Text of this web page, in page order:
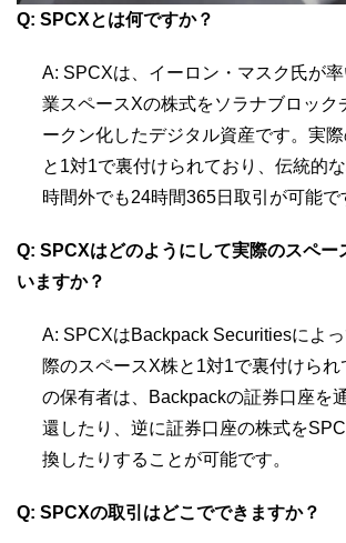
Q: SPCXとは何ですか？
A: SPCXは、イーロン・マスク氏が
業スペースXの株式をソラナブロック
ークン化したデジタル資産です。実
と1対1で裏付けられており、伝統的な
時間外でも24時間365日取引が可能で
Q: SPCXはどのようにして実際のスペー
いますか？
A: SPCXはBackpack Securitiesによ
際のスペースX株と1対1で裏付けら
の保有者は、Backpackの証券口座を
還したり、逆に証券口座の株式を
換したりすることが可能です。
Q: SPCXの取引はどこでできますか？